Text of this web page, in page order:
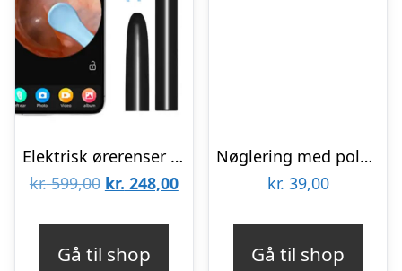
Elektrisk ørerenser med kamera – Sort
kr.599,00 Den
kr. 248,00Den
Gå til shop
Nøglering med polet – Farmors mønt
kr. 39,00
Gå til shop